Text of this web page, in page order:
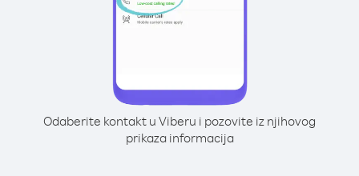
Odaberite kontakt u Viberu i pozovite iz njihovog
prikaza informacija